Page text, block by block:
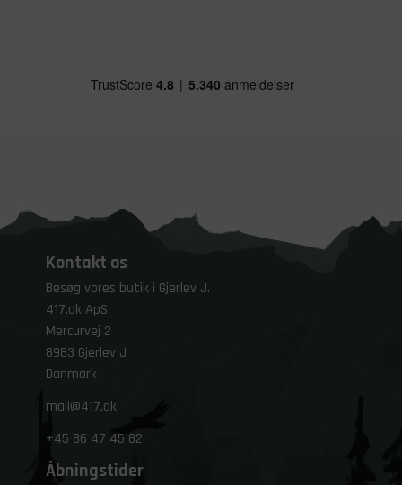
Kontakt os
Besøg vores butik i Gjerlev J.
417.dk ApS
Mercurvej 2
8983 Gjerlev J
Danmark
mail@417.dk
+45 86 47 45 82
Åbningstider